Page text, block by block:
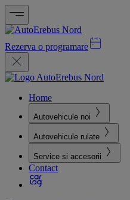
Rezerva o programare
Home
Autovehicule noi
Autovehicule rulate
Service si accesorii
Contact